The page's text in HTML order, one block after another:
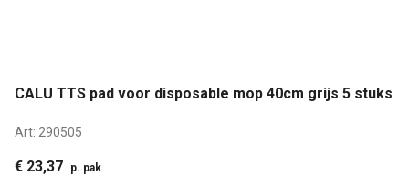
CALU TTS pad voor disposable mop 40cm grijs 5 stuks
Art: 290505
€ 23,37 p. pak